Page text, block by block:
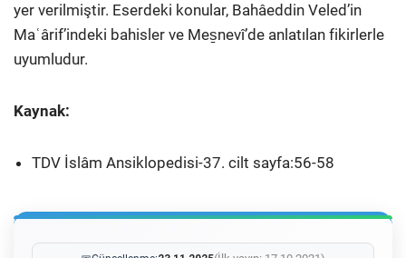
yer verilmiştir. Eserdeki konular, Bahâeddin Veled’in
Maʿârif’indeki bahisler ve Mes̱nevî’de anlatılan fikirlerle
uyumludur.
Kaynak:
TDV İslâm Ansiklopedisi-37. cilt sayfa:56-58